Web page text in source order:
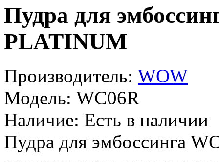
Пудра для
PLATINUM
Производитель: WOW
Модель: WC06R
Наличие: Есть в наличии
Пудра для эмбоссинга